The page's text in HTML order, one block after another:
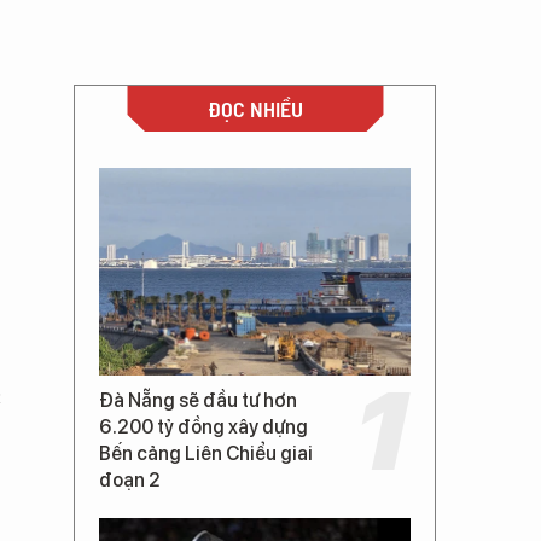
ĐỌC NHIỀU
Đà Nẵng sẽ đầu tư hơn
6.200 tỷ đồng xây dựng
Bến cảng Liên Chiểu giai
đoạn 2